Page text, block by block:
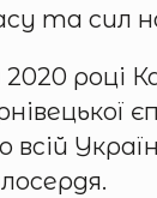
та сил
2020
всій